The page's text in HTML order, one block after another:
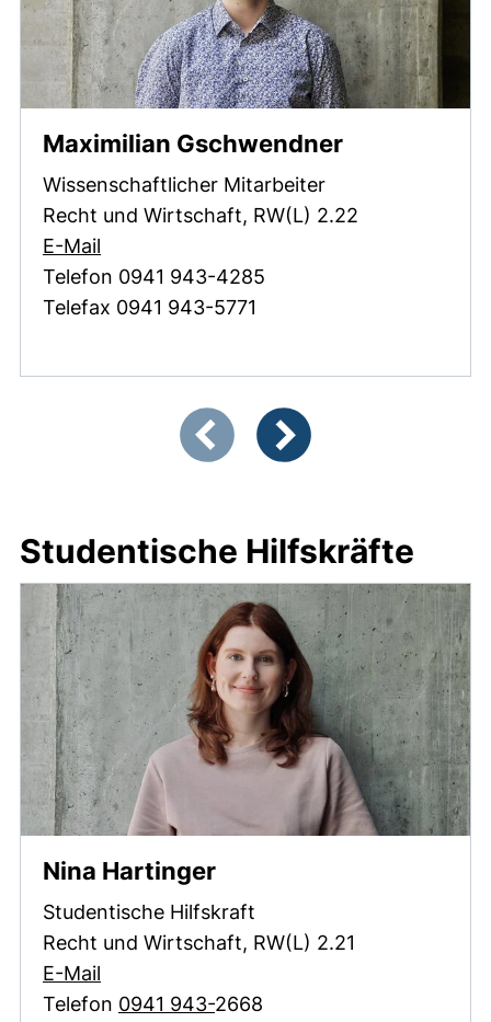
Maximilian Gschwendner
Wissenschaftlicher Mitarbeiter
Recht und Wirtschaft, RW(L) 2.22
E-Mail
Telefon 0941 943-4285
Telefax 0941 943-5771
Zeigt Folie 1 von 2
Studentische Hilfskräfte
Nina Hartinger
Studentische Hilfskraft
Recht und Wirtschaft, RW(L) 2.21
E-Mail
Telefon 0941 943-2668